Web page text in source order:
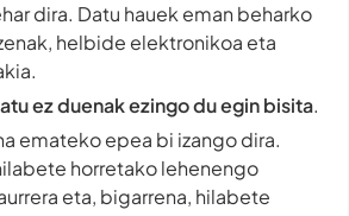
dira. Datu hauek eman beharko
helbide elektronikoa eta
ez duenak ezingo du egin bisita.
emateko epea bi izango dira.
horretako lehenengo
eta, bigarrena, hilabete